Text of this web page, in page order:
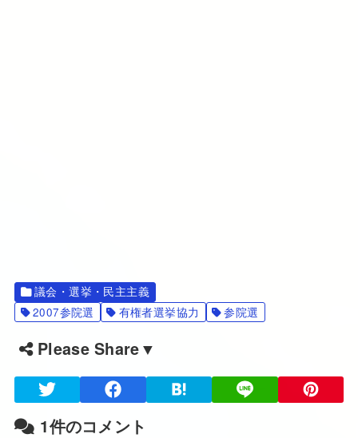
議会・選挙・民主主義
2007参院選
有権者選挙協力 参院選
Please Share▼
1件のコメント